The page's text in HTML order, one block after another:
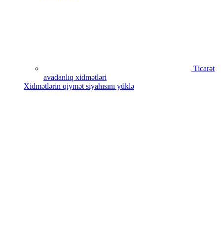
Ticarət
avadanlıq xidmətləri
Xidmətlərin qiymət siyahısını yüklə